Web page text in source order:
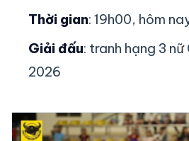
Thời gian: 19h00, hôm
Giải đấu: tranh hạng 3
2026